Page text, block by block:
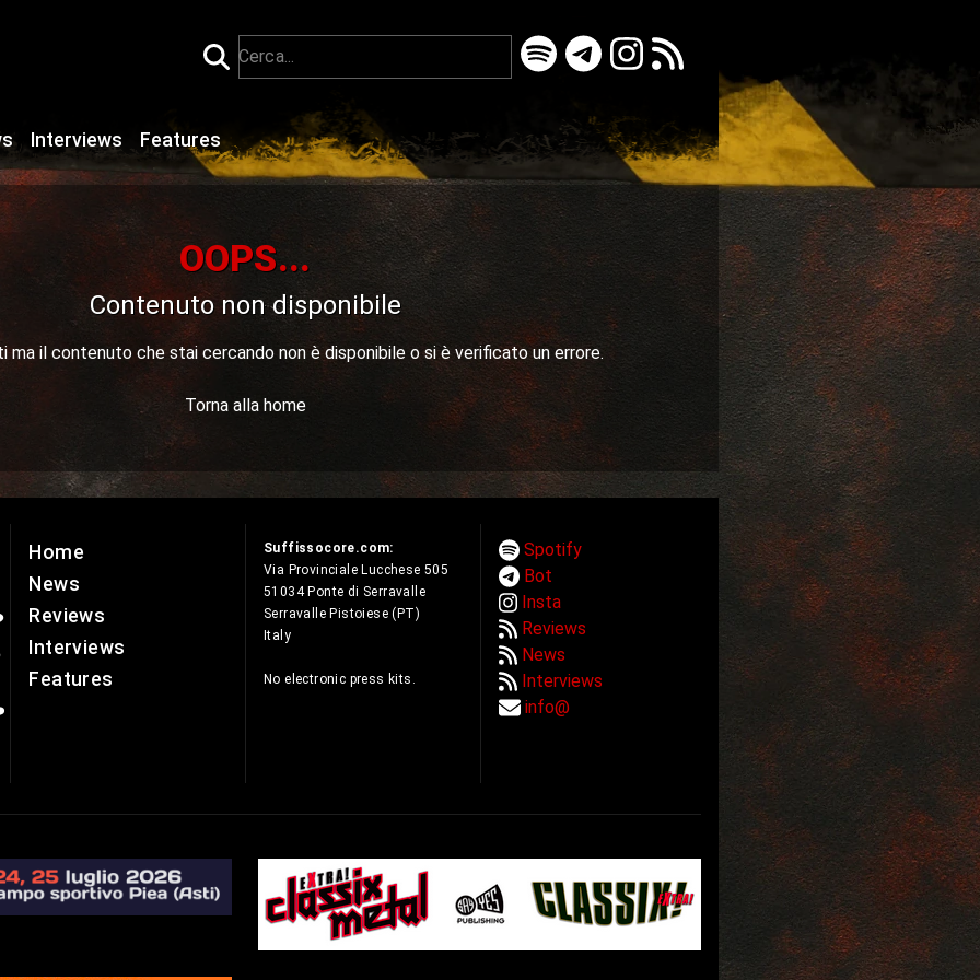
Interviews Features
OOPS...
Contenuto non disponibile
ma il contenuto che stai cercando non è disponibile o si è verificato un errore.
Torna alla home
Home
News
Reviews
Interviews
Features
Suffissocore.com:
Via Provinciale Lucchese 505
51034 Ponte di Serravalle
Serravalle Pistoiese (PT)
Italy
No electronic press kits.
Spotify
Bot
Insta
Reviews
News
Interviews
info@